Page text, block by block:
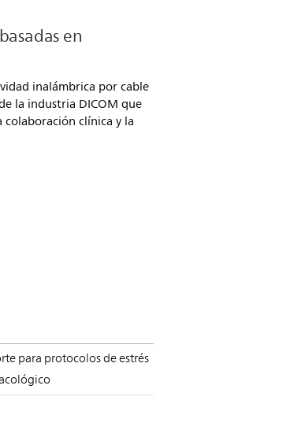
en
inalámbrica por cable
la industria DICOM que
clínica y la
para protocolos de estrés